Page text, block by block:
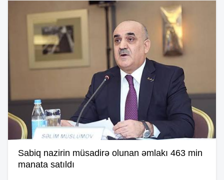
Sabiq nazirin müsadirə olunan əmlakı 463 min
manata satıldı